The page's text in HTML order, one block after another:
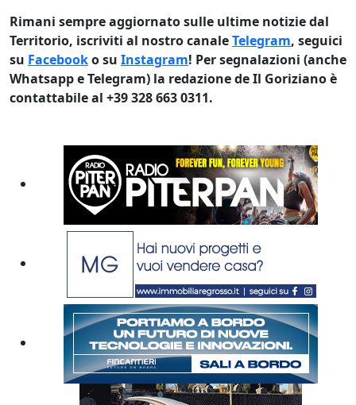
Rimani sempre aggiornato sulle ultime notizie dal
Territorio, iscriviti al nostro canaleTelegram, seguici
su Facebooko su Instagram! Per segnalazioni (anche
Whatsapp e Telegram) la redazione de Il Goriziano è
contattabile al +39 328 663 0311.